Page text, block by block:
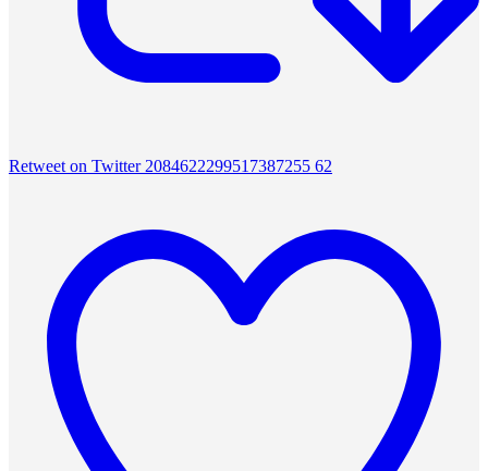
Retweet on Twitter 2084622299517387255 62